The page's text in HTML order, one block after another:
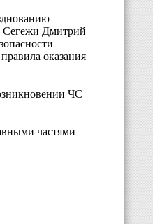
Сегежи Дмитрий
оказания
ЧС
частями